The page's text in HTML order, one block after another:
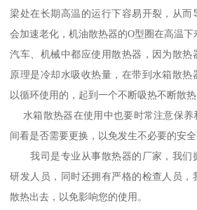
梁处在长期高温的运行下容易开裂，从而
会加速老化，机油散热器的O型圈在高温
汽车、机械中都应使用散热器，因为散热
原理是冷却水吸收热量，在带到水箱散
以循环使用的，起到一个不断吸热不断散热
水箱散热器在使用中也要时常注意保养
间看是否需要更换，以免发生不必要的安全
我司是专业从事散热器的厂家，我们
研发人员，同时还拥有严格的检查人员，
散热出去，以免影响您的使用。